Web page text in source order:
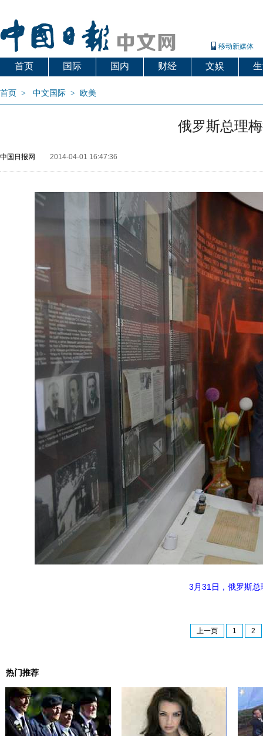
移动新媒体
首页 国际 国内 财经 文娱
首页 > 中文国际 > 欧美
俄罗斯总理
中国日报网 2014-04-01 16:47:36
3月31日，俄罗斯
上一页 1 2
热门推荐